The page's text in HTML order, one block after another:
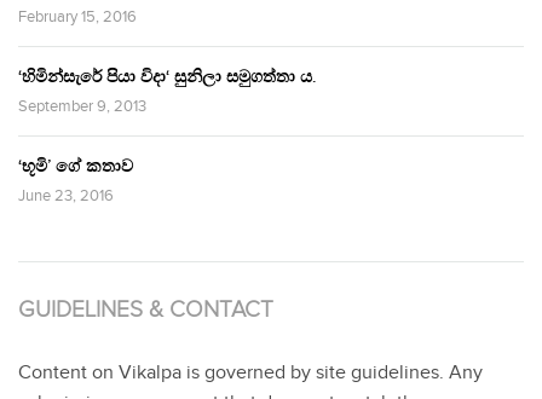
February 15, 2016
‘හිමින්සැරේ පියා විදා‘ සුනිලා සමුගත්තා ය.
September 9, 2013
‘භූමි’ ගේ කතාව
June 23, 2016
GUIDELINES & CONTACT
Content on Vikalpa is governed by site guidelines. Any